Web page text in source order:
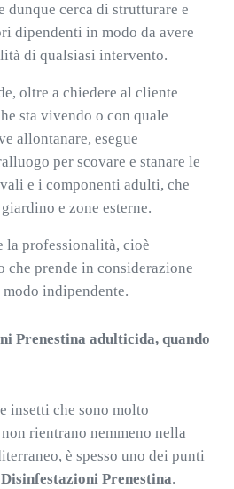
dunque cerca di strutturare e
dipendenti in modo da avere
di qualsiasi intervento.
oltre a chiedere al cliente
sta vivendo o con quale
allontanare, esegue
per scovare e stanare le
e i componenti adulti, che
e zone esterne.
la professionalità, cioè
che prende in considerazione
indipendente.
Prenestina adulticida, quando
insetti che sono molto
rientrano nemmeno nella
è spesso uno dei punti
Prenestina.